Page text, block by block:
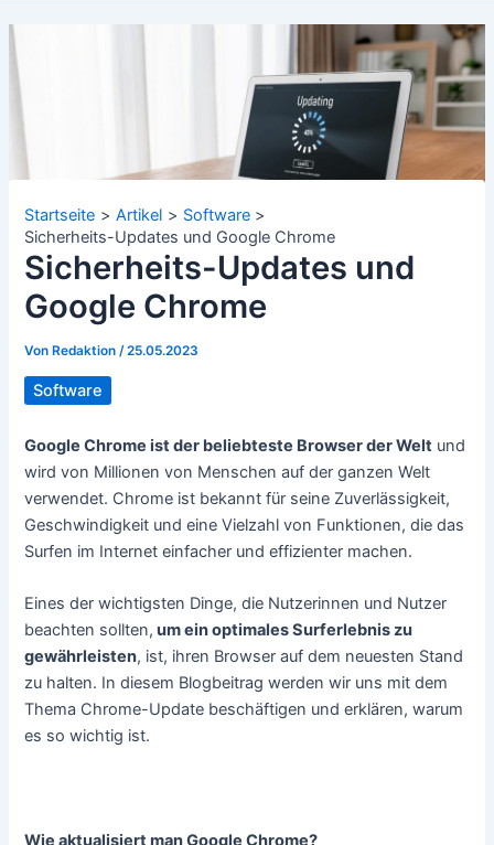
Startseite Artikel
Software
Sicherheits-Updates und Google Chrome
Sicherheits-Updates und
Google Chrome
Von Redaktion/25.05.2023
Software
Google Chrome ist der beliebteste Browser der Welt und
wird von Millionen von Menschen auf der ganzen Welt
verwendet. Chrome ist bekannt für seine Zuverlässigkeit,
Geschwindigkeit und eine Vielzahl von Funktionen, die das
Surfen im Internet einfacher und effizienter machen.
Eines der wichtigsten Dinge, die Nutzerinnen und Nutzer
beachten sollten, um ein optimales Surferlebnis zu
gewährleisten, ist, ihren Browser auf dem neuesten Stand
zu halten. In diesem Blogbeitrag werden wir uns mit dem
Thema Chrome-Update beschäftigen und erklären, warum
es so wichtig ist.
Wie aktualisiert man Google Chrome?